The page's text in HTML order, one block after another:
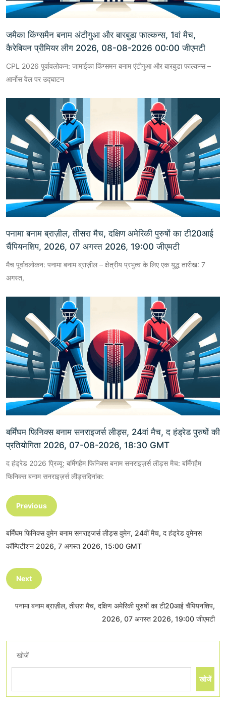
जमैका किंग्समैन बनाम अंटीगुआ और बारबुडा फाल्कन्स, 1वां मैच,
कैरेबियन प्रीमियर लीग 2026, 08-08-2026 00:00 जीएमटी
CPL 2026 पूर्वावलोकन: जामाईका किंग्समन बनाम एंटीगुआ और बारबुडा फाल्कन्स –
आर्नोस वैल पर उद्घाटन
पनामा बनाम ब्राज़ील, तीसरा मैच, दक्षिण अमेरिकी पुरुषों का टी20आई
चैंपियनशिप, 2026, 07 अगस्त 2026, 19:00 जीएमटी
मैच पूर्वावलोकन: पनामा बनाम ब्राज़ील – क्षेत्रीय प्रभुत्व के लिए एक युद्ध तारीख: 7
अगस्त,
बर्मिंघम फिनिक्स बनाम सनराइजर्स लीड्स, 24वां मैच, द हंड्रेड पुरुषों की
प्रतियोगिता 2026, 07-08-2026, 18:30 GMT
द हंड्रेड 2026 प्रिव्यू: बर्मिंगहैम फिनिक्स बनाम सनराइज़र्स लीड्स मैच: बर्मिंगहैम
फिनिक्स बनाम सनराइज़र्स लीड्सदिनांक:
Previous
बर्मिंघम फिनिक्स वुमेन बनाम सनराइजर्स लीड्स वुमेन, 24वीं मैच, द हंड्रेड वुमेनस
कॉम्पिटीशन 2026, 7 अगस्त 2026, 15:00 GMT
Next
पनामा बनाम ब्राज़ील, तीसरा मैच, दक्षिण अमेरिकी पुरुषों का टी20आई चैंपियनशिप,
2026, 07 अगस्त 2026, 19:00 जीएमटी
खोजें
खोजें